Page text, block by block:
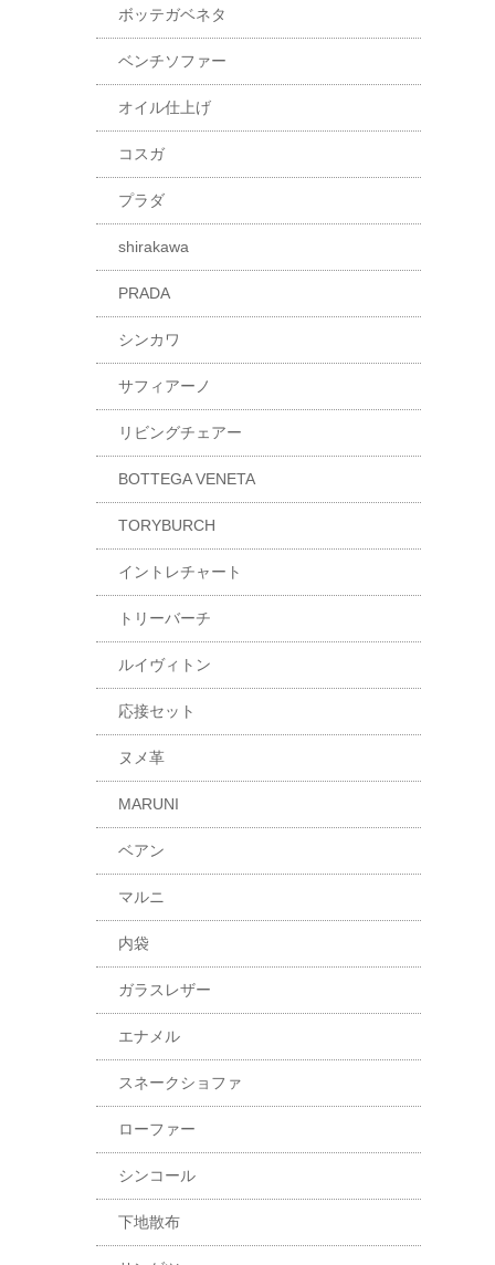
ボッテガベネタ
ベンチソファー
オイル仕上げ
コスガ
プラダ
shirakawa
PRADA
シンカワ
サフィアーノ
リビングチェアー
BOTTEGA VENETA
TORYBURCH
イントレチャート
トリーバーチ
ルイヴィトン
応接セット
ヌメ革
MARUNI
ベアン
マルニ
内袋
ガラスレザー
エナメル
スネークショファ
ローファー
シンコール
下地散布